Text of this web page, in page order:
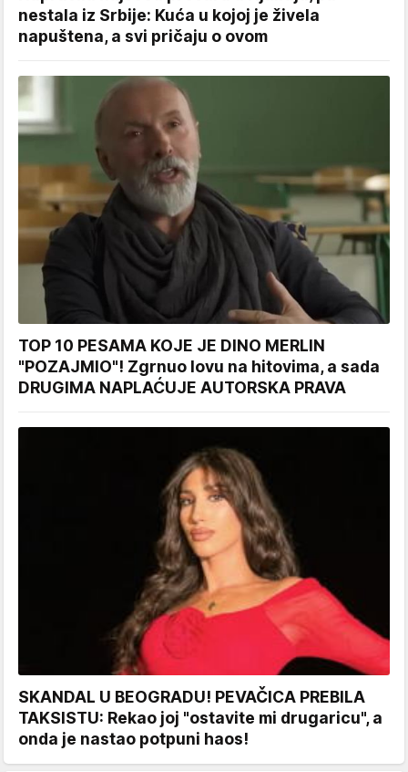
nestala iz Srbije: Kuća u kojoj je živela
napuštena, a svi pričaju o ovom
TOP 10 PESAMA KOJE JE DINO MERLIN
"POZAJMIO"! Zgrnuo lovu na hitovima, a sada
DRUGIMA NAPLAĆUJE AUTORSKA PRAVA
SKANDAL U BEOGRADU! PEVAČICA PREBILA
TAKSISTU: Rekao joj "ostavite mi drugaricu", a
onda je nastao potpuni haos!